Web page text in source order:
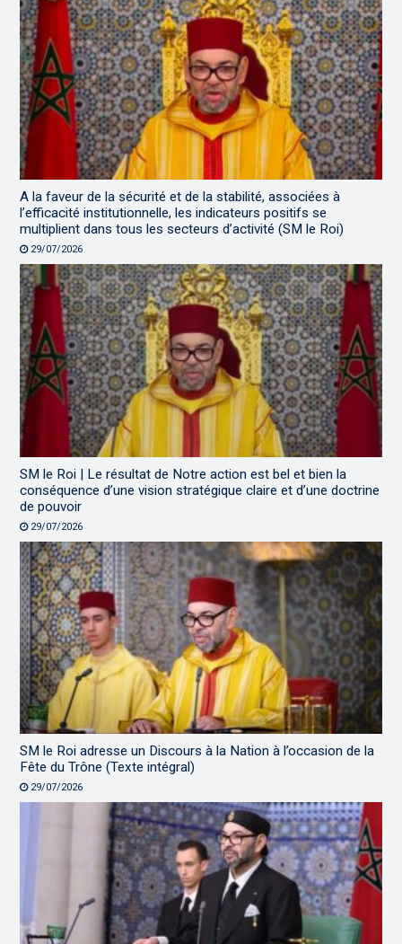
A la faveur de la sécurité et de la stabilité, associées à
l’efficacité institutionnelle, les indicateurs positifs se
multiplient dans tous les secteurs d’activité (SM le Roi)
29/07/2026
SM le Roi | Le résultat de Notre action est bel et bien la
conséquence d’une vision stratégique claire et d’une doctrine
de pouvoir
29/07/2026
SM le Roi adresse un Discours à la Nation à l’occasion de la
Fête du Trône (Texte intégral)
29/07/2026